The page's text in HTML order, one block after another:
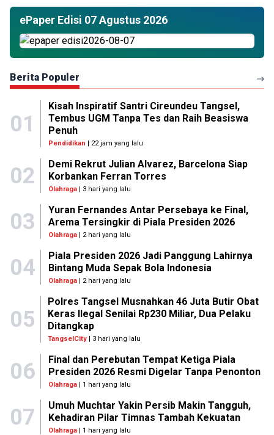
ePaper Edisi 07 Agustus 2026
Berita Populer
01
Kisah Inspiratif Santri Cireundeu Tangsel,
Tembus UGM Tanpa Tes dan Raih Beasiswa
Penuh
Pendidikan | 22 jam yang lalu
02
Demi Rekrut Julian Alvarez, Barcelona Siap
Korbankan Ferran Torres
Olahraga| 3 hari yang lalu
03
Yuran Fernandes Antar Persebaya ke Final,
Arema Tersingkir di Piala Presiden 2026
Olahraga| 2 hari yang lalu
04
Piala Presiden 2026 Jadi Panggung Lahirnya
Bintang Muda Sepak Bola Indonesia
Olahraga| 2 hari yang lalu
05
Polres Tangsel Musnahkan 46 Juta Butir Obat
Keras Ilegal Senilai Rp230 Miliar, Dua Pelaku
Ditangkap
TangselCity | 3 hari yang lalu
06
Final dan Perebutan Tempat Ketiga Piala
Presiden 2026 Resmi Digelar Tanpa Penonton
Olahraga| 1 hari yang lalu
07
Umuh Muchtar Yakin Persib Makin Tangguh,
Kehadiran Pilar Timnas Tambah Kekuatan
Olahraga| 1 hari yang lalu